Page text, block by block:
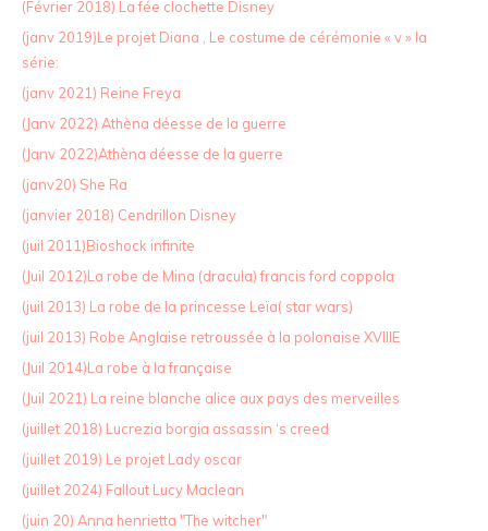
(Février 2018) La fée clochette Disney
(janv 2019)Le projet Diana , Le costume de cérémonie « v » la
série:
(janv 2021) Reine Freya
(Janv 2022) Athèna déesse de la guerre
(Janv 2022)Athèna déesse de la guerre
(janv20) She Ra
(janvier 2018) Cendrillon Disney
(juil 2011)Bioshock infinite
(Juil 2012)La robe de Mina (dracula) francis ford coppola
(juil 2013) La robe de la princesse Leïa( star wars)
(juil 2013) Robe Anglaise retroussée à la polonaise XVIIIE
(Juil 2014)La robe à la française
(Juil 2021) La reine blanche alice aux pays des merveilles
(juillet 2018) Lucrezia borgia assassin ‘s creed
(juillet 2019) Le projet Lady oscar
(juillet 2024) Fallout Lucy Maclean
(juin 20) Anna henrietta "The witcher"